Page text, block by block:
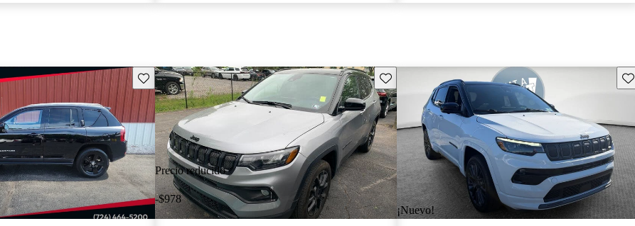
Guarda este Aviso
Precio reducido
-$978
Guarda este Aviso
¡Nuevo!